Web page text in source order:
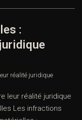
:
réalité juridique
leur réalité juridique
Les infractions